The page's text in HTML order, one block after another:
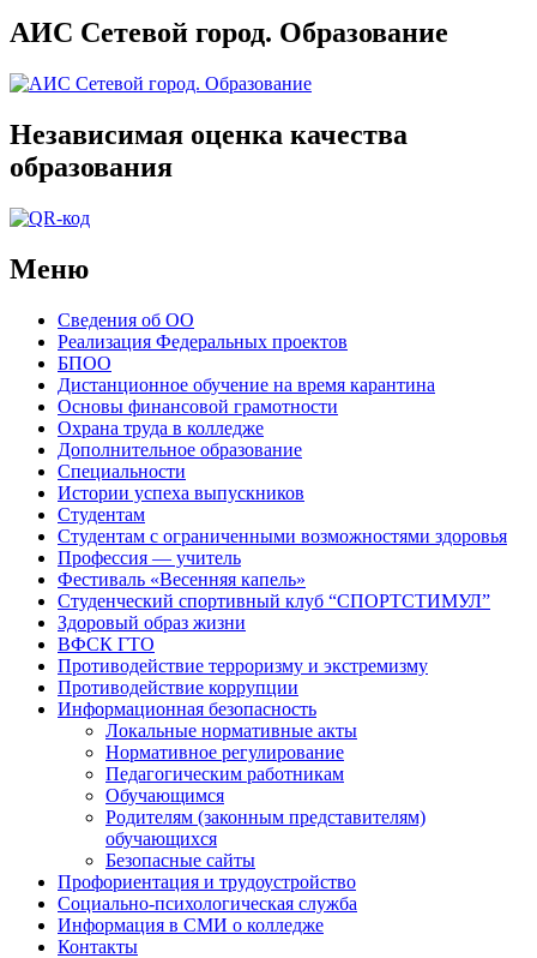
АИС Сетевой город. Образование
Независимая оценка качества
образования
Меню
Сведения об ОО
Реализация Федеральных проектов
БПОО
Дистанционное обучение на время карантина
Основы финансовой грамотности
Охрана труда в колледже
Дополнительное образование
Специальности
Истории успеха выпускников
Студентам
Студентам с ограниченными возможностями здоровья
Профессия — учитель
Фестиваль «Весенняя капель»
Студенческий спортивный клуб “СПОРТСТИМУЛ”
Здоровый образ жизни
ВФСК ГТО
Противодействие терроризму и экстремизму
Противодействие коррупции
Информационная безопасность
Локальные нормативные акты
Нормативное регулирование
Педагогическим работникам
Обучающимся
Родителям (законным представителям)
обучающихся
Безопасные сайты
Профориентация и трудоустройство
Социально-психологическая служба
Информация в СМИ о колледже
Контакты